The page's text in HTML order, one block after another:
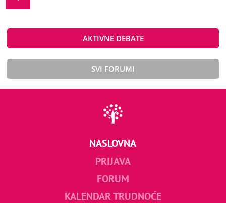
AKTIVNE DEBATE
SVI FORUMI
NASLOVNA
PRIJAVA
FORUM
KALENDAR TRUDNOĆE